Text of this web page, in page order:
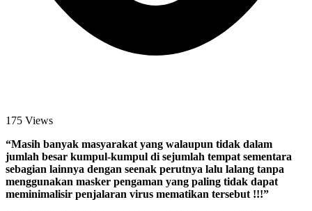
175 Views
“Masih banyak masyarakat yang walaupun tidak dalam
jumlah besar kumpul-kumpul di sejumlah tempat sementara
sebagian lainnya dengan seenak perutnya lalu lalang tanpa
menggunakan masker pengaman yang paling tidak dapat
meminimalisir penjalaran virus mematikan tersebut !!!”